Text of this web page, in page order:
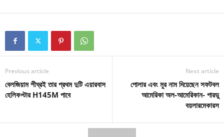
Previous article
বেলজিয়াম শীঘ্রই তার প্রথম দুটি এয়ারবাস
হেলিকপ্টার H145M পাবে
Next article
পোলার এবং মুর নাম দিয়েছেন সফটবল
আমেরিকা অল-আমেরিকান- পারডু
বয়লারমেকারস